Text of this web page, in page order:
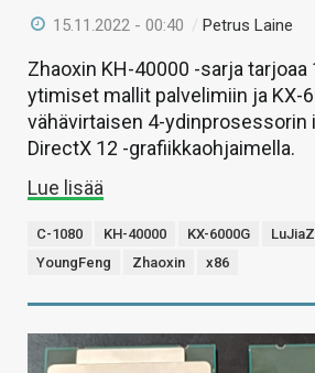
15.11.2022 - 00:40 / Petrus Laine
Zhaoxin KH-40000 -sarja tarjoaa
ytimiset mallit palvelimiin ja KX-
vähävirtaisen 4-ydinprosessorin
DirectX 12 -grafiikkaohjaimella.
Lue lisää
C-1080 KH-40000 KX-6000G
YoungFeng
Zhaoxin x86